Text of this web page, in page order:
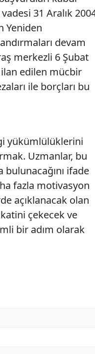
31 Aralık
Yeniden
devam
merkezli 6 Şubat
edilen mücbir
ile borçları bu
yükümlülüklerini
Uzmanlar, bu
ifade
fazla motivasyon
açıklanacak olan
çekecek ve
bir adım olarak